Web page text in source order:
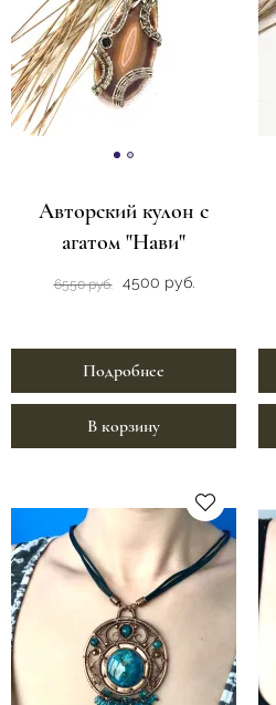
Авторский кулон с
агатом "Нави"
6550 руб. 4500 руб.
Подробнее
В корзину